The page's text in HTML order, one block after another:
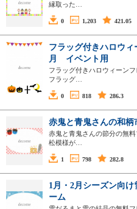
縁取った…
0 1,203 421.05
フラッグ付きハロウ
月 イベント用
フラッグ付きハロウィーン
フラッグ…
0 818 286.3
赤鬼と青鬼さんの和
赤鬼と青鬼さんの節分の無
松模様が…
1 798 282.8
1月・2月シーズン向
ーム